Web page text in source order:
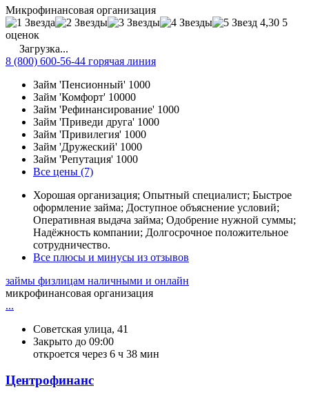
Микрофинансовая организация
4,30 5
оценок
Загрузка...
8 (800) 600-56-44 горячая линия
Займ 'Пенсионный' 1000
Займ 'Комфорт' 10000
Займ 'Рефинансирование' 1000
Займ 'Приведи друга' 1000
Займ 'Привилегия' 1000
Займ 'Дружеский' 1000
Займ 'Репутация' 1000
Все цены (7)
Хорошая организация; Опытный специалист; Быстрое
оформление займа; Доступное объяснение условий;
Оперативная выдача займа; Одобрение нужной суммы;
Надёжность компании; Долгосрочное положительное
сотрудничество.
Все плюсы и минусы из отзывов
займы физлицам наличными и онлайн
микрофинансовая организация
...
Советская улица, 41
Закрыто до 09:00
откроется через 6 ч 38 мин
Центрофинанс